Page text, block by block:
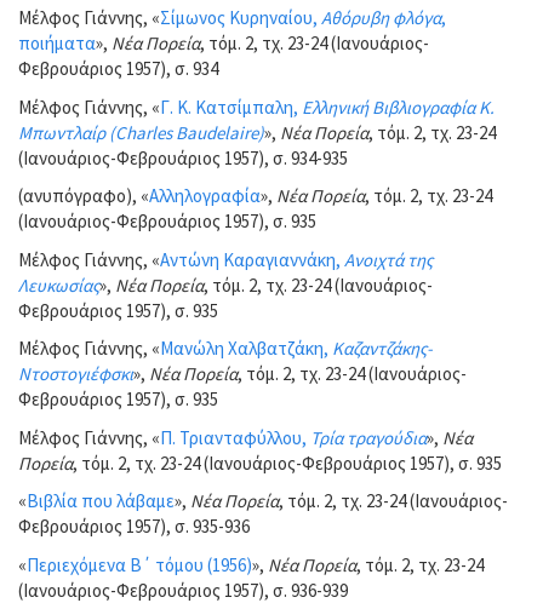
Μέλφος Γιάννης, «Σίμωνος Κυρηναίου, Αθόρυβη φλόγα,
ποιήματα», Νέα Πορεία, τόμ. 2, τχ. 23-24 (Ιανουάριος-
Φεβρουάριος 1957), σ. 934
Μέλφος Γιάννης, «Γ. Κ. Κατσίμπαλη, Ελληνική Βιβλιογραφία Κ.
Μπωντλαίρ (Charles Baudelaire)», Νέα Πορεία, τόμ. 2, τχ. 23-24
(Ιανουάριος-Φεβρουάριος 1957), σ. 934-935
(ανυπόγραφο), «Αλληλογραφία», Νέα Πορεία, τόμ. 2, τχ. 23-24
(Ιανουάριος-Φεβρουάριος 1957), σ. 935
Μέλφος Γιάννης, «Αντώνη Καραγιαννάκη, Ανοιχτά της
Λευκωσίας», Νέα Πορεία, τόμ. 2, τχ. 23-24 (Ιανουάριος-
Φεβρουάριος 1957), σ. 935
Μέλφος Γιάννης, «Μανώλη Χαλβατζάκη, Καζαντζάκης-
Ντοστογιέφσκι», Νέα Πορεία, τόμ. 2, τχ. 23-24 (Ιανουάριος-
Φεβρουάριος 1957), σ. 935
Μέλφος Γιάννης, «Π. Τριανταφύλλου, Τρία τραγούδια», Νέα
Πορεία, τόμ. 2, τχ. 23-24 (Ιανουάριος-Φεβρουάριος 1957), σ. 935
«Βιβλία που λάβαμε», Νέα Πορεία, τόμ. 2, τχ. 23-24 (Ιανουάριος-
Φεβρουάριος 1957), σ. 935-936
«Περιεχόμενα Β΄ τόμου (1956)», Νέα Πορεία, τόμ. 2, τχ. 23-24
(Ιανουάριος-Φεβρουάριος 1957), σ. 936-939